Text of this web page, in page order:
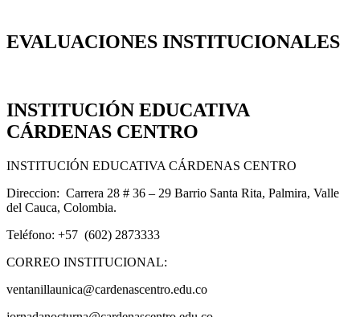
EVALUACIONES INSTITUCIONALES
INSTITUCIÓN EDUCATIVA
CÁRDENAS CENTRO
INSTITUCIÓN EDUCATIVA CÁRDENAS CENTRO
Direccion: Carrera 28 # 36 – 29 Barrio Santa Rita, Palmira, Valle
del Cauca, Colombia.
Teléfono: +57 (602) 2873333
CORREO INSTITUCIONAL:
ventanillaunica@cardenascentro.edu.co